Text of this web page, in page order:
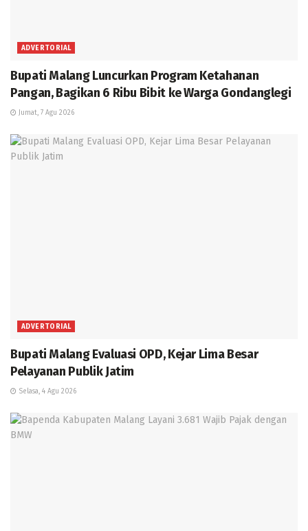
ADVERTORIAL
Bupati Malang Luncurkan Program Ketahanan
Pangan, Bagikan 6 Ribu Bibit ke Warga Gondanglegi
Jumat, 7 Agu 2026
ADVERTORIAL
Bupati Malang Evaluasi OPD, Kejar Lima Besar
Pelayanan Publik Jatim
Selasa, 4 Agu 2026